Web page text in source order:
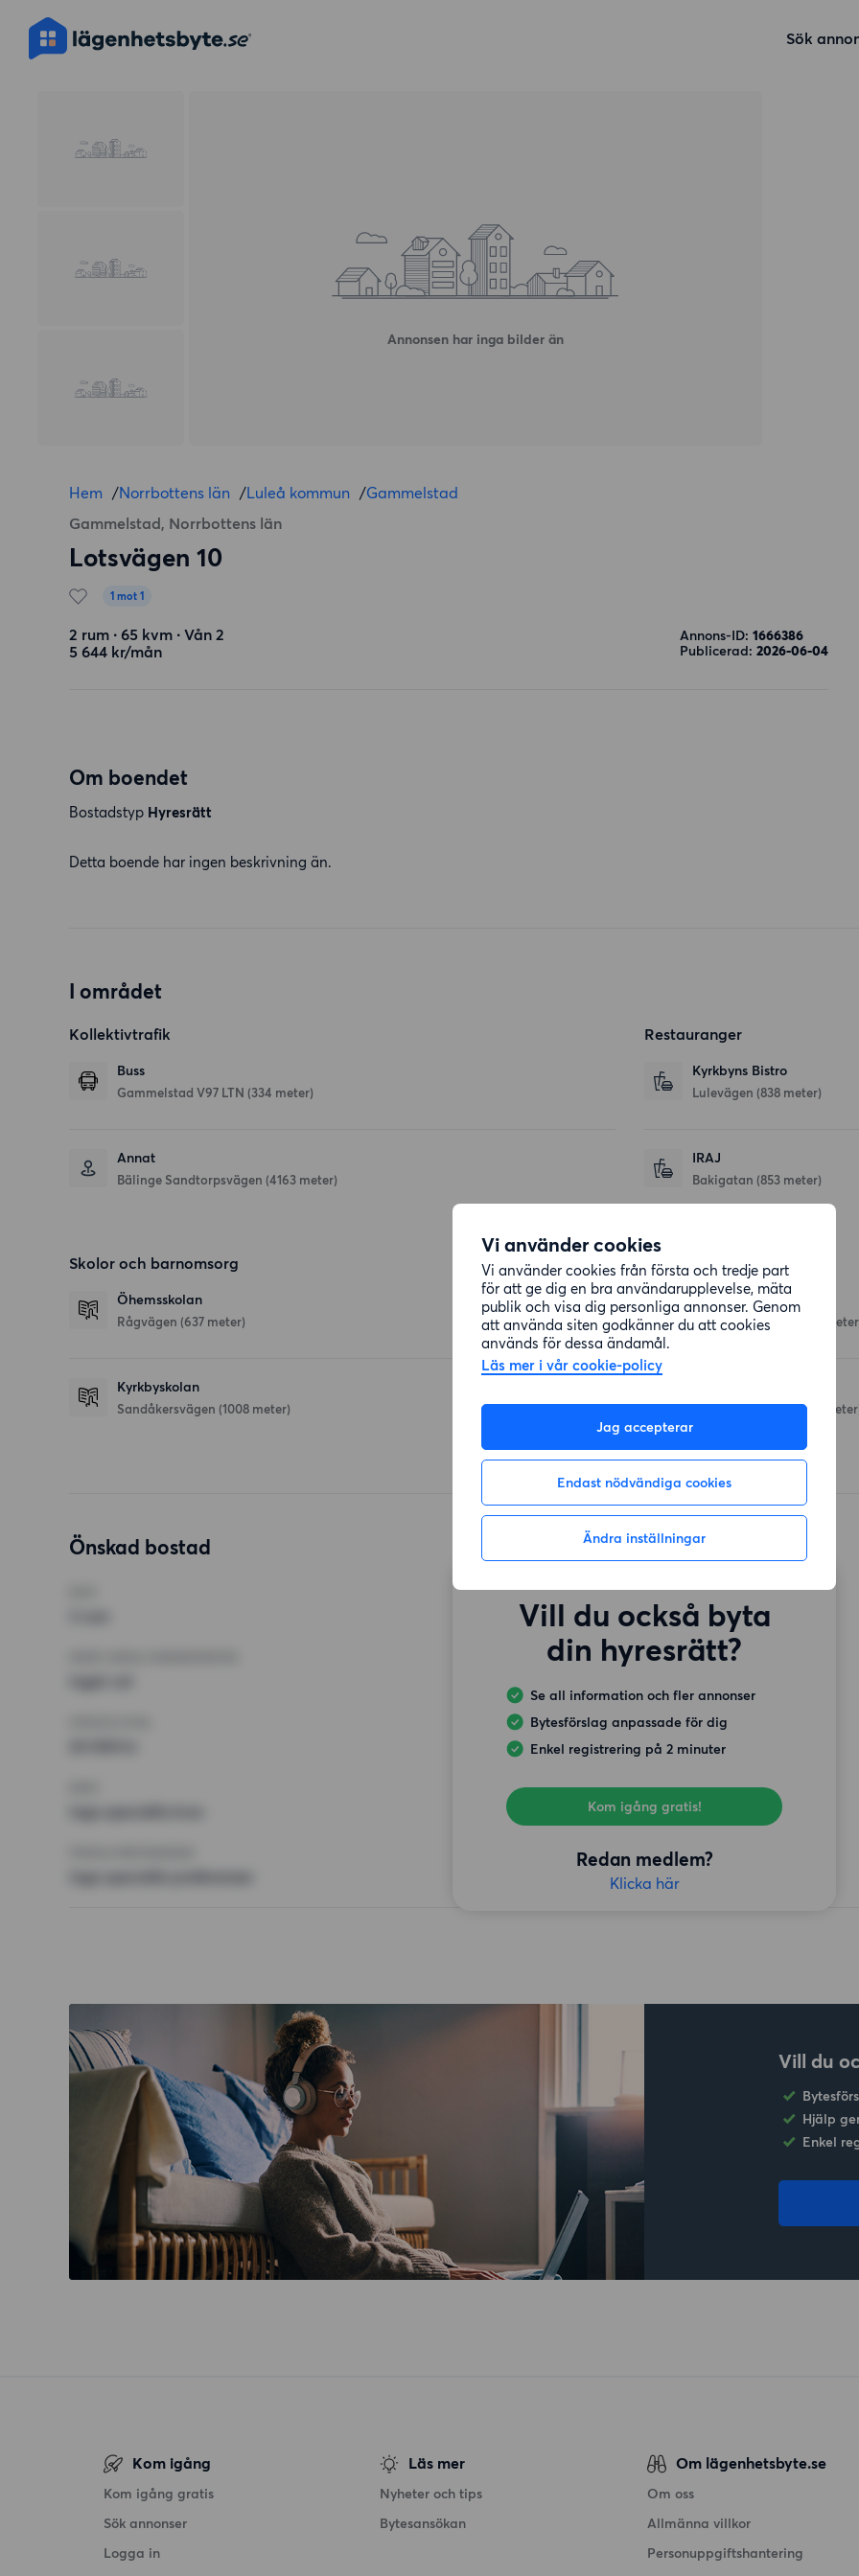
Vi använder cookies
Vi använder cookies från första och tredje part
för att ge dig en bra användarupplevelse, mäta
publik och visa dig personliga annonser. Genom
att använda siten godkänner du att cookies
används för dessa ändamål.
Läs mer i vår cookie-policy
Jag accepterar
Endast nödvändiga cookies
Ändra inställningar
Sök
Annonsen har inga bilder än
Hem /Norrbottens län /Luleå kommun /Gammelstad
Gammelstad, Norrbottens län
Lotsvägen 10
1 mot 1
2 rum ∙ 65 kvm ∙ Vån 2
5 644 kr/mån
Annons-ID: 1666386
Publicerad: 2026-06-04
Om boendet
Bostadstyp Hyresrätt
Detta boende har ingen beskrivning än.
I området
Kollektivtrafik
Buss
Gammelstad V97 LTN (334 meter)
Annat
Bälinge Sandtorpsvägen (4163 meter)
Restauranger
Kyrkbyns Bistro
Lulevägen (838 meter)
IRAJ
Bakigatan (853 meter)
Skolor och barnomsorg
Öhemsskolan
Rågvägen (637 meter)
Kyrkbyskolan
Sandåkersvägen (1008 meter)
Affärer
Ica Supermarket
Mariebergsvägen (198
Storhedsvägen 1(2615
Önskad bostad
Vill du också byta
din hyresrätt?
Se all information och fler annonser
Bytesförslag anpassade för dig
Enkel registrering på 2 minuter
Kom igång gratis!
Redan medlem?
Klicka här
Vill du
Hjälp
Enkel
Kom igång
Kom igång gratis
Sök annonser
Logga in
Läs mer
Nyheter och tips
Bytesansökan
Om lägenhetsbyte.se
Om oss
Allmänna villkor
Personuppgiftshantering